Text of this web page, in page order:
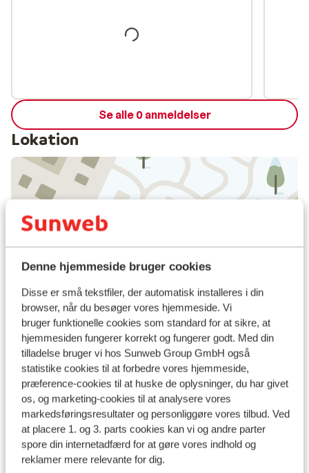
Denne hjemmeside bruger cookies
Disse er små tekstfiler, der automatisk installeres i din
browser, når du besøger vores hjemmeside. Vi
bruger funktionelle cookies som standard for at sikre, at
hjemmesiden fungerer korrekt og fungerer godt. Med din
tilladelse bruger vi hos Sunweb Group GmbH også
statistike cookies til at forbedre vores hjemmeside,
præference-cookies til at huske de oplysninger, du har givet
os, og marketing-cookies til at analysere vores
markedsføringsresultater og personliggøre vores tilbud. Ved
at placere 1. og 3. parts cookies kan vi og andre parter
spore din internetadfærd for at gøre vores indhold og
reklamer mere relevante for dig.
Se alle 0 anmeldelser
Lokation
I området
Afstand til centrum: ca. 600 meter
Afstand til skipiste ca. 200 meter
Afstand til busstoppested til skilift ca. 50 meter (
skibus gratis mod forevisning af liftkort)
Afstand til skilift ca. 200 meter
Afstand til nærmeste butikker ca. 600 meter
Afstand til nærmeste kiosk ca. 100 meter
Ved en hovedvej
Liftkort/skileje/undervisning